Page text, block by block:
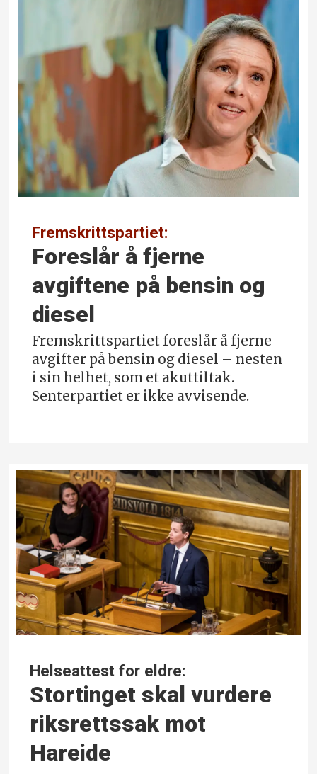
Fremskrittspartiet:
Foreslår å fjerne
avgiftene på bensin og
diesel
Fremskrittspartiet foreslår å fjerne
avgifter på bensin og diesel – nesten
i sin helhet, som et akuttiltak.
Senterpartiet er ikke avvisende.
Helseattest for eldre:
Stortinget skal vurdere
riks­rettssak mot
Hareide